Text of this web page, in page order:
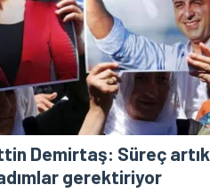
Demirtaş: Süreç artık
gerektiriyor